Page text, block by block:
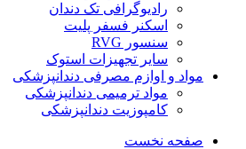
رادیوگرافی تک دندان
اسکنر فسفر پلیت
سنسور RVG
سایر تجهیزات استوک
مواد و اوازم مصرفی دندانپزشکی
مواد ترمیمی دندانپزشکی
کامپوزیت دندانپزشکی
صفحه نخست